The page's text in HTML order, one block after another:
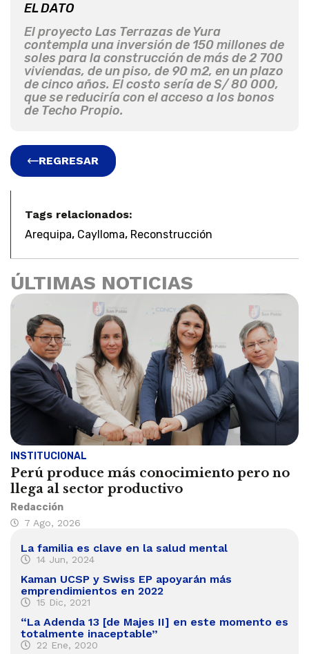
EL DATO
El proyecto Las Terrazas de Yura
contempla una inversión de 150 millones de
soles para la construcción de más de 2 700
viviendas, de un piso, de 90 m2, en un plazo
de cinco años. El costo sería de S/ 80 000,
que se reduciría con el acceso a los bonos
de Techo Propio.
REGRESAR
Tags relacionados:
Arequipa, Caylloma, Reconstrucción
ÚLTIMAS NOTICIAS
INSTITUCIONAL
Perú produce más conocimiento pero no
llega al sector productivo
Redacción
7 Ago, 2026
La familia es clave en la salud mental
14 Jun, 2024
Kaman UCSP y Swiss EP apoyarán más
emprendimientos en 2022
15 Dic, 2021
“La Adenda 13 [de Majes II] en este momento es
totalmente inaceptable”
22 Ene, 2020